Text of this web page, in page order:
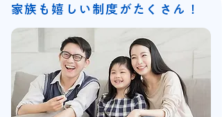
家族も嬉しい制度がたくさん！